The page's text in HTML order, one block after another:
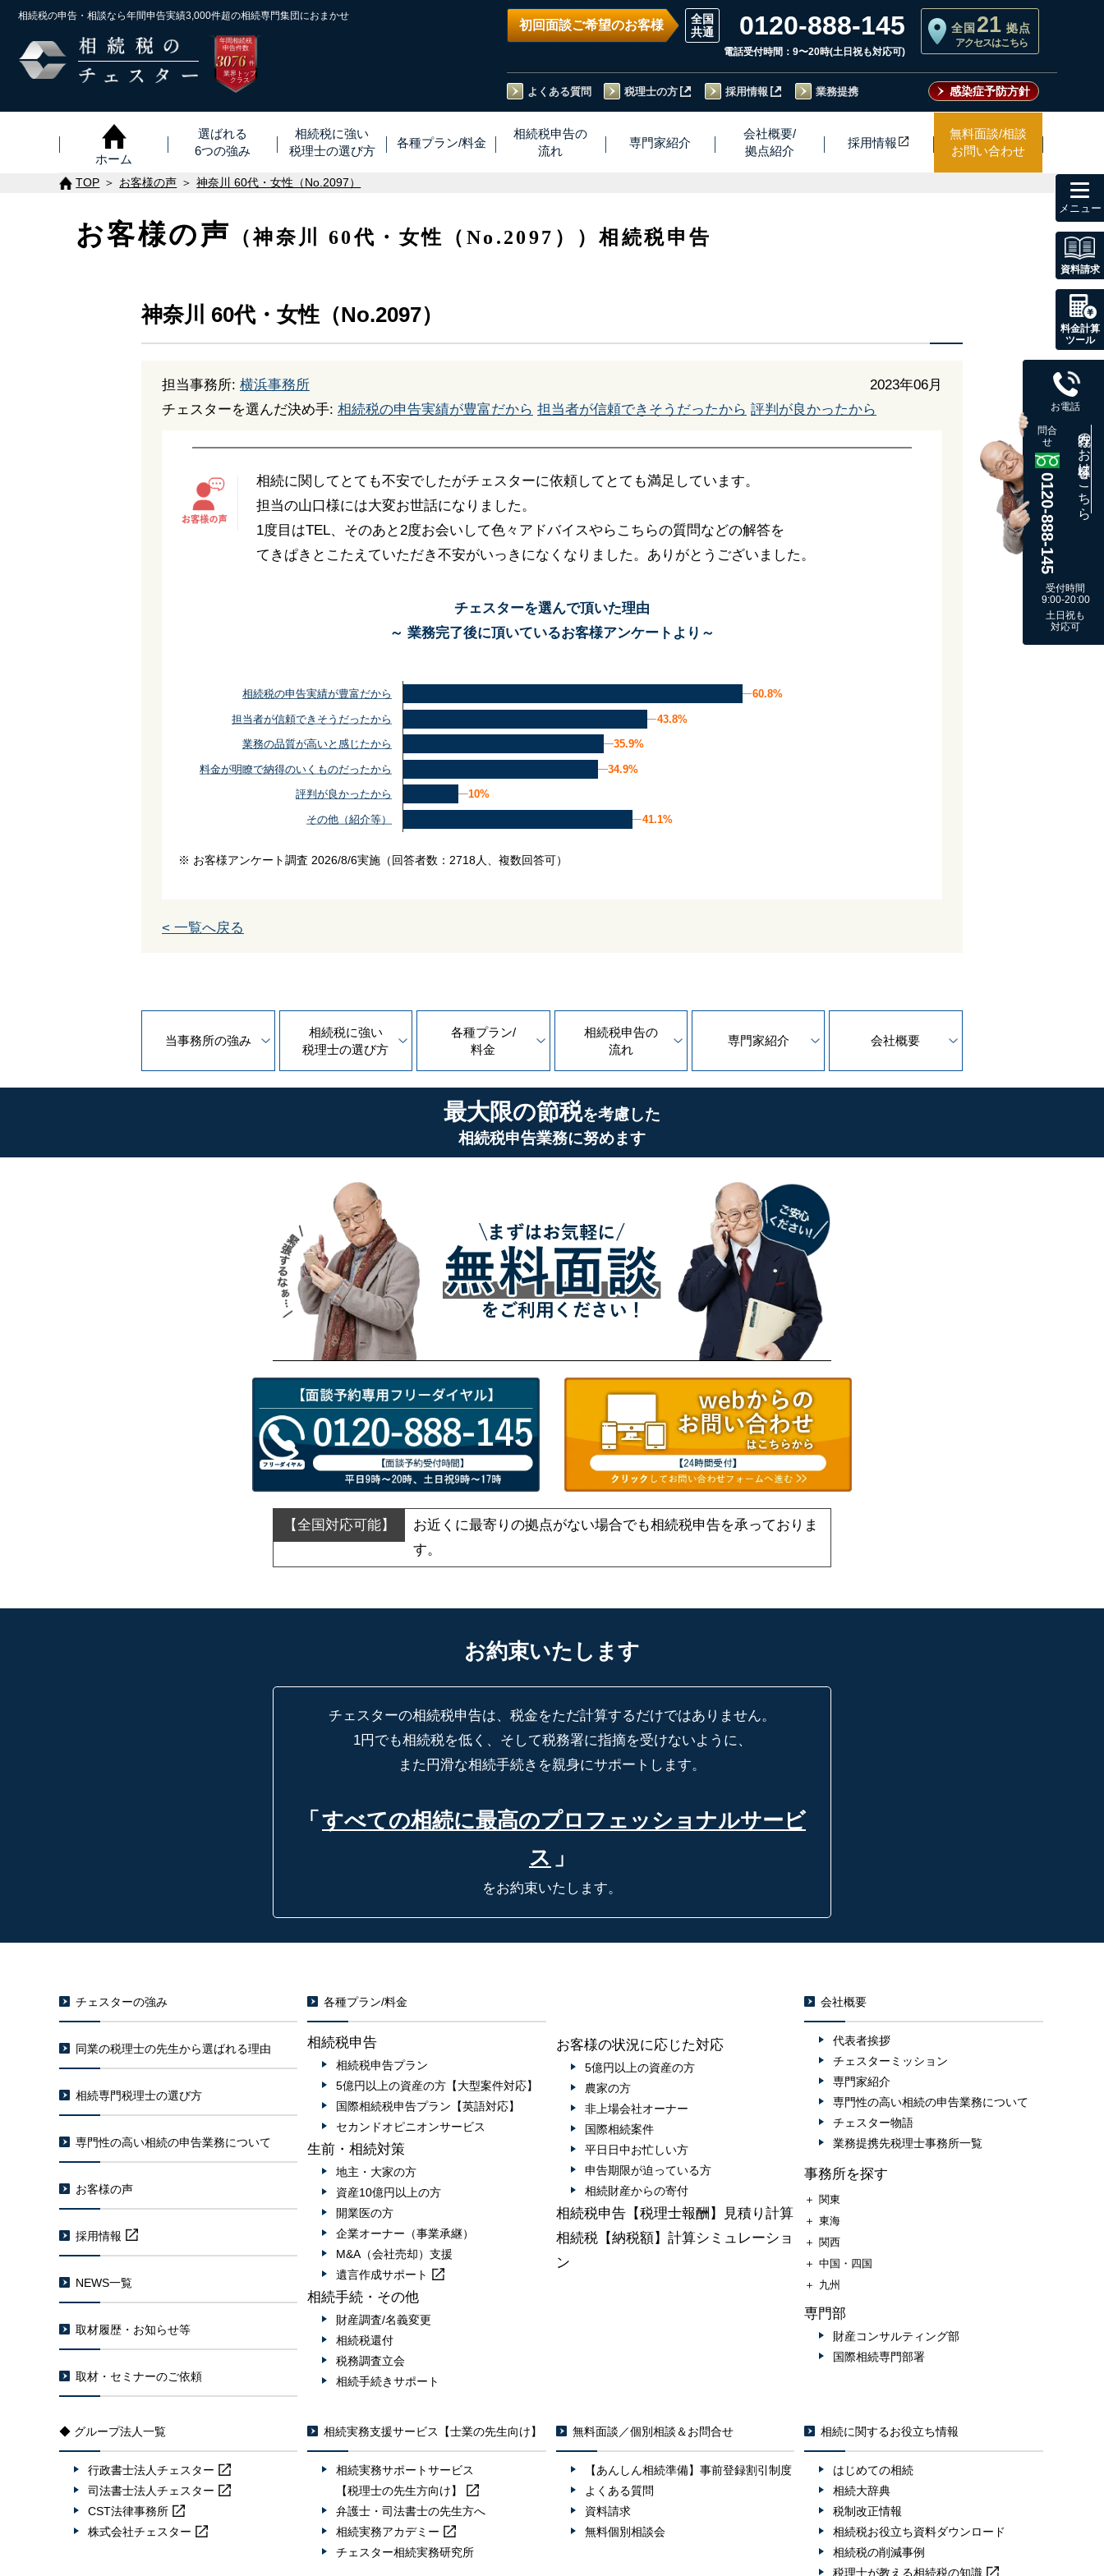
相続税の申告・相談なら年間申告実績3,000件超の相続専門集団におまかせ
年間相続税
申告件数
3076 ※
件
業界トップ
クラス
初回面談ご希望のお客様 0120-888-145
電話受付時間：9〜20時(土日祝も対応可)
全国 21 拠点
アクセスはこちら
よくある質問 税理士の方 採用情報 業務提携 感染症予防方針
ホーム
選ばれる
6つの強み
相続税に強い
税理士の選び方
各種プラン/料金
相続税申告の
流れ
専門家紹介
会社概要/
拠点紹介
採用情報
無料面談/相談
お問い合わせ
TOP お客様の声 神奈川 60代・女性（No.2097）
お客様の声 （神奈川 60代・女性（No.2097））相続税申告
神奈川 60代・女性（No.2097）
担当事務所: 横浜事務所
2023年06月
チェスターを選んだ決め手: 相続税の申告実績が豊富だから 担当者が信頼できそうだったから 評判が良かったから
相続に関してとても不安でしたがチェスターに依頼してとても満足しています。
担当の山口様には大変お世話になりました。
1度目はTEL、そのあと2度お会いして色々アドバイスやらこちらの質問などの解答を
てきぱきとこたえていただき不安がいっきになくなりました。ありがとうございました。
チェスターを選んで頂いた理由
～ 業務完了後に頂いているお客様アンケートより～
相続税の申告実績が豊富だから
担当者が信頼できそうだったから
業務の品質が高いと感じたから
料金が明瞭で納得のいくものだったから
評判が良かったから
その他（紹介等）
60.8%
60.8%
43.8%
43.8%
35.9%
35.9%
34.9%
34.9%
10%
10%
41.1%
41.1%
※ お客様アンケート調査 2026/8/6実施 （回答者数：2718人、複数回答可）
< 一覧へ戻る
当事務所の強み
相続税に強い
税理士の選び方
各種プラン/
料金
相続税申告の
流れ
専門家紹介 会社概要
最大限の節税を考慮した
相続税申告業務に努めます
お近くに最寄りの拠点がない場合でも相続税申告を承っておりま
す。
お約束いたします
チェスターの相続税申告は、税金をただ計算するだけではありません。
1円でも相続税を低く、そして税務署に指摘を受けないように、
また円滑な相続手続きを親身にサポートします。
「 すべての相続に最高のプロフェッショナルサービ
ス 」
をお約束いたします。
資料請求
料金計算
ツール
お電話
問合
せ
0120-888-145
既存のお客様はこちら
受付時間
9:00-20:00
土日祝も
対応可
チェスターの強み
同業の税理士の先生から選ばれる理由
相続専門税理士の選び方
専門性の高い相続の申告業務について
お客様の声
採用情報
NEWS一覧
取材履歴・お知らせ等
取材・セミナーのご依頼
各種プラン/料金
相続税申告
相続税申告プラン
5億円以上の資産の方【大型案件対応】
国際相続税申告プラン【英語対応】
セカンドオピニオンサービス
生前・相続対策
地主・大家の方
資産10億円以上の方
開業医の方
企業オーナー（事業承継）
M&A（会社売却）支援
遺言作成サポート
相続手続・その他
財産調査/名義変更
相続税還付
税務調査立会
相続手続きサポート
お客様の状況に応じた対応
5億円以上の資産の方
農家の方
非上場会社オーナー
国際相続案件
平日日中お忙しい方
申告期限が迫っている方
相続財産からの寄付
相続税申告【税理士報酬】見積り計算
相続税【納税額】計算シミュレーショ
ン
会社概要
代表者挨拶
チェスターミッション
専門家紹介
専門性の高い相続の申告業務について
チェスター物語
業務提携先税理士事務所一覧
事務所を探す
＋ 関東
＋ 東海
＋ 関西
＋ 中国・四国
＋ 九州
専門部
財産コンサルティング部
国際相続専門部署
◆ グループ法人一覧
行政書士法人チェスター
司法書士法人チェスター
CST法律事務所
株式会社チェスター
相続実務支援サービス【士業の先生向け】
相続実務サポートサービス
【税理士の先生方向け】
弁護士・司法書士の先生方へ
相続実務アカデミー
チェスター相続実務研究所
無料面談／個別相談＆お問合せ
【あんしん相続準備】事前登録割引制度
よくある質問
資料請求
無料個別相談会
相続に関するお役立ち情報
はじめての相続
相続大辞典
税制改正情報
相続税お役立ち資料ダウンロード
相続税の削減事例
税理士が教える相続税の知識